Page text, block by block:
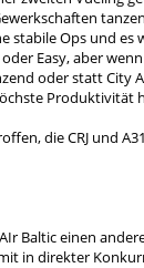
stabile Ops und
Easy, aber
oder statt City
Produktivität
die CRJ und
Baltic einen
in direkter